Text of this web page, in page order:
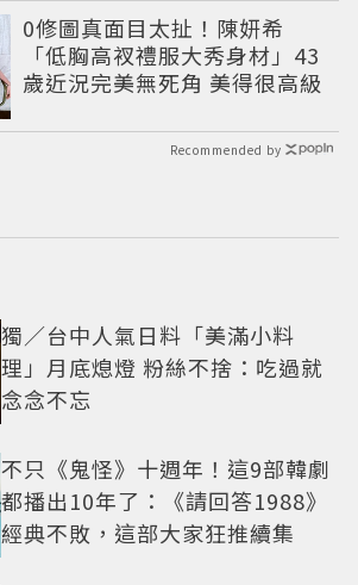
0修圖真面目太扯！陳妍希
「低胸高衩禮服大秀身材」43
歲近況完美無死角 美得很高級
Recommended by
獨／台中人氣日料「美滿小料
理」月底熄燈 粉絲不捨：吃過就
念念不忘
不只《鬼怪》十週年！這9部韓劇
都播出10年了：《請回答1988》
經典不敗，這部大家狂推續集